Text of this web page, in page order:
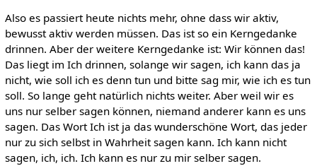
Also es passiert heute nichts mehr, ohne dass wir aktiv,
bewusst aktiv werden müssen. Das ist so ein Kerngedanke
drinnen. Aber der weitere Kerngedanke ist: Wir können das!
Das liegt im Ich drinnen, solange wir sagen, ich kann das ja
nicht, wie soll ich es denn tun und bitte sag mir, wie ich es tun
soll. So lange geht natürlich nichts weiter. Aber weil wir es
uns nur selber sagen können, niemand anderer kann es uns
sagen. Das Wort Ich ist ja das wunderschöne Wort, das jeder
nur zu sich selbst in Wahrheit sagen kann. Ich kann nicht
sagen, ich, ich. Ich kann es nur zu mir selber sagen.